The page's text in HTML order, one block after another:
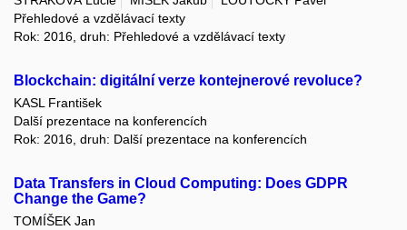
Přehledové a vzdělávací texty
Rok: 2016, druh: Přehledové a vzdělávací texty
Blockchain: digitální verze kontejnerové revoluce?
KASL František
Další prezentace na konferencích
Rok: 2016, druh: Další prezentace na konferencích
Data Transfers in Cloud Computing: Does GDPR
Change the Game?
TOMÍŠEK Jan